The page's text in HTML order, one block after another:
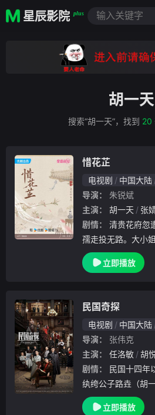
星辰影院 plus
胡一天
搜索“胡一天”，找到 20
惜花芷
电视剧 中国大陆
导演：
朱锐斌
主演：
胡一天 张
剧情：
孺走投无路。大小
傻藏拙，带领女人
跌撞撞中摆脱饥寒
立即播放
民国奇探
电视剧 中国大陆
导演：
张伟克
主演：
任洛敏 胡
剧情：
纨绔公子路垚（胡
推理能力，被身手
张云龙饰）邀请做
立即播放